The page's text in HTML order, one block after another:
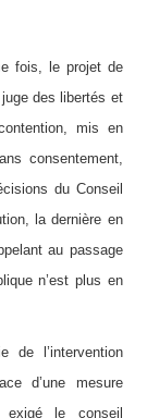
fois, le projet de
des libertés et
mis en
consentement,
du Conseil
la dernière en
au passage
n’est plus en
de l’intervention
d’une mesure
le conseil